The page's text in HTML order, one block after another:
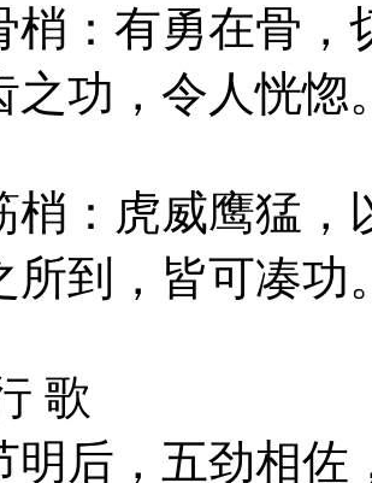
有勇在骨，
之功，令人恍惚
虎威鹰猛，
所到，皆可凑功
歌
，五劲相佐